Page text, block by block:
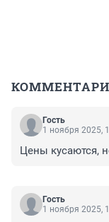
Гость
1 ноября 2025,
Цены кусаются,
Гость
1 ноября 2025,